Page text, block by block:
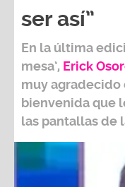
ser así”
En la última
mesa’, Erick
muy agradecido
bienvenida que
las pantallas de